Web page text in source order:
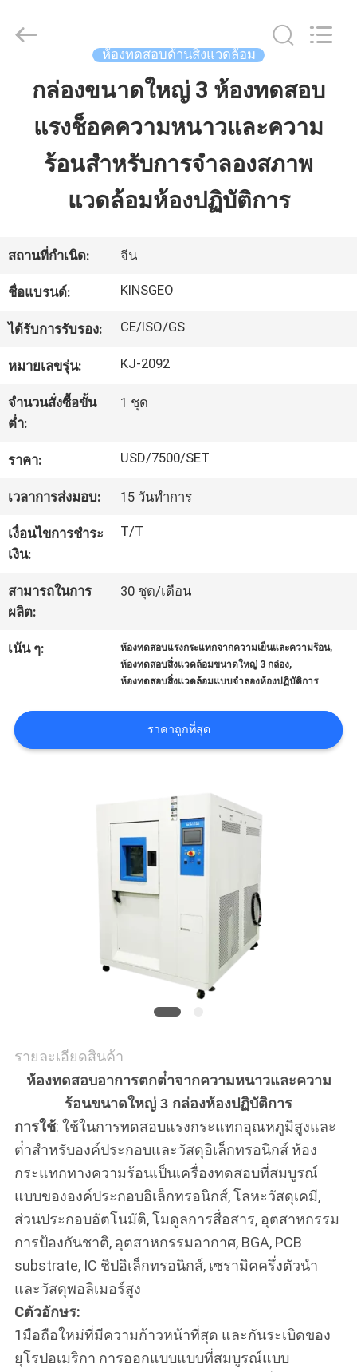
บ้าน
สินค้า
กับ
เรา
โรงงาน
ติดต่อ
ขอ
เสนอ
ราคา
KEJIAN
INSTRUMENT
ห้องทดสอบด้านสิ่งแวดล้อม
กล่องขนาดใหญ่ 3 ห้องทดสอบ
แรงช็อคความหนาวและความ
ร้อนสําหรับการจําลองสภาพ
แวดล้อมห้องปฏิบัติการ
สถานที่กำเนิด: จีน
ชื่อแบรนด์: KINSGEO
ได้รับการรับรอง: CE/ISO/GS
หมายเลขรุ่น: KJ-2092
จำนวนสั่งซื้อขั้น
ต่ำ:
1 ชุด
ราคา: USD/7500/SET
เวลาการส่งมอบ: 15 วันทําการ
เงื่อนไขการชำระ
เงิน:
T/T
สามารถในการ
ผลิต:
30 ชุด/เดือน
เน้น ๆ: ห้องทดสอบแรงกระแทกจากความเย็นและความร้อน,
ห้องทดสอบสิ่งแวดล้อมขนาดใหญ่ 3 กล่อง,
ห้องทดสอบสิ่งแวดล้อมแบบจําลองห้องปฏิบัติการ
ราคาถูกที่สุด
รายละเอียดสินค้า
ห้องทดสอบอาการตกต่ําจากความหนาวและความ
ร้อนขนาดใหญ่ 3 กล่องห้องปฏิบัติการ
การใช้: ใช้ในการทดสอบแรงกระแทกอุณหภูมิสูงและ
ต่ําสําหรับองค์ประกอบและวัสดุอิเล็กทรอนิกส์ ห้อง
กระแทกทางความร้อนเป็นเครื่องทดสอบที่สมบูรณ์
แบบขององค์ประกอบอิเล็กทรอนิกส์, โลหะวัสดุเคมี,
ส่วนประกอบอัตโนมัติ, โมดูลการสื่อสาร, อุตสาหกรรม
การป้องกันชาติ, อุตสาหกรรมอากาศ, BGA, PCB
substrate, IC ชิปอิเล็กทรอนิกส์, เซรามิคครึ่งตัวนํา
และวัสดุพอลิเมอร์สูง
Cตัวอักษร:
1มือถือใหม่ที่มีความก้าวหน้าที่สุด และกันระเบิดของ
ยุโรปอเมริกา การออกแบบแบบที่สมบูรณ์แบบ